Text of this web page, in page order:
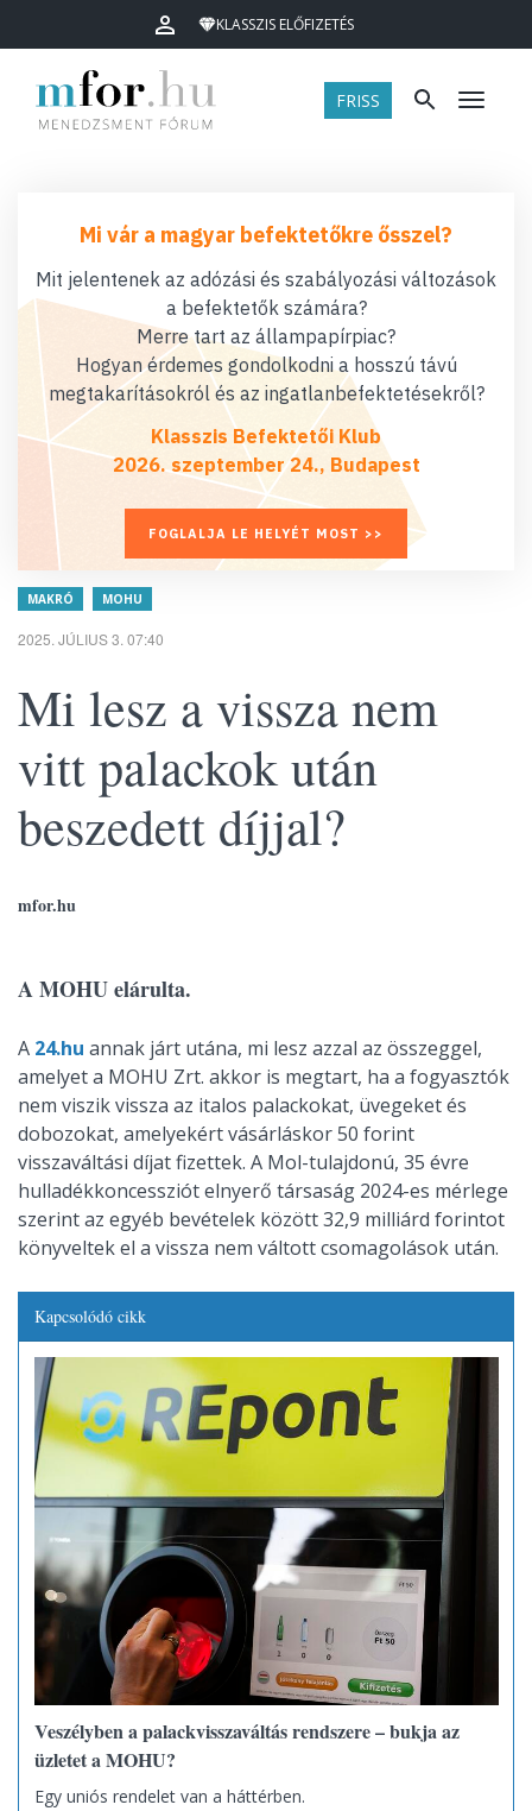
KLASSZIS ELŐFIZETÉS
FRISS Menü
Mi vár a magyar befektetőkre ősszel?
Mit jelentenek az adózási és szabályozási változások
a befektetők számára?
Merre tart az állampapírpiac?
Hogyan érdemes gondolkodni a hosszú távú
megtakarításokról és az ingatlanbefektetésekről?
Klasszis Befektetői Klub
2026. szeptember 24., Budapest
FOGLALJA LE HELYÉT MOST >>
MAKRÓ MOHU
2025. JÚLIUS 3. 07:40
Mi lesz a vissza nem
vitt palackok után
beszedett díjjal?
mfor.hu
A MOHU elárulta.
A 24.hu annak járt utána, mi lesz azzal az összeggel,
amelyet a MOHU Zrt. akkor is megtart, ha a fogyasztók
nem viszik vissza az italos palackokat, üvegeket és
dobozokat, amelyekért vásárláskor 50 forint
visszaváltási díjat fizettek. A Mol-tulajdonú, 35 évre
hulladékkoncessziót elnyerő társaság 2024-es mérlege
szerint az egyéb bevételek között 32,9 milliárd forintot
könyveltek el a vissza nem váltott csomagolások után.
Kapcsolódó cikk
Veszélyben a palackvisszaváltás rendszere – bukja az
üzletet a MOHU?
Egy uniós rendelet van a háttérben.